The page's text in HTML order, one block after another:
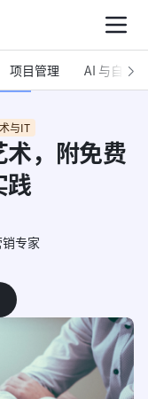
项目管理 AI 与自动化
与IT
，附免费
践
专家